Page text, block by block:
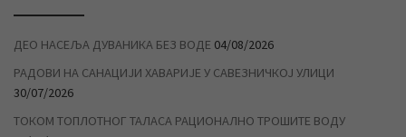
ДЕО НАСЕЉА ДУВАНИКА БЕЗ ВОДЕ 04/08/2026
РАДОВИ НА САНАЦИЈИ ХАВАРИЈЕ У САВЕЗНИЧКОЈ УЛИЦИ
30/07/2026
ТОКОМ ТОПЛОТНОГ ТАЛАСА РАЦИОНАЛНО ТРОШИТЕ ВОДУ